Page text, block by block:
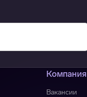
Компания
Вакансии